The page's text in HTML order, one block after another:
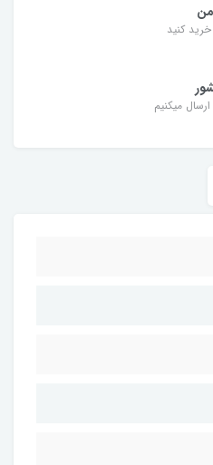
کنید
میکنیم